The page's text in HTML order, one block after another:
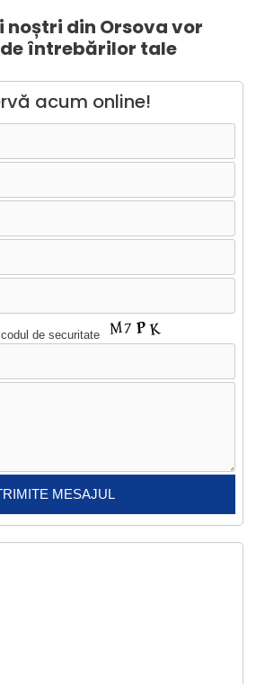
noștri din Orsova vor
întrebărilor tale
acum online!
de securitate